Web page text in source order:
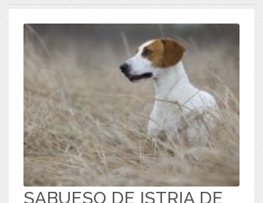
SABUESO DE ISTRIA DE